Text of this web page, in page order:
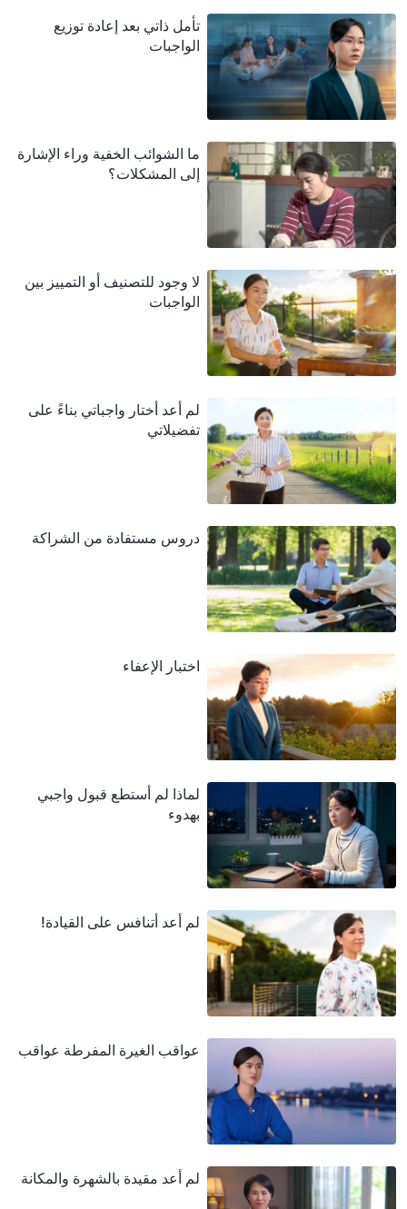
تأمل ذاتي بعد إعادة توزيع
الواجبات
ما الشوائب الخفية وراء الإشارة
إلى المشكلات؟
لا وجود للتصنيف أو التمييز بين
الواجبات
لم أعد أختار واجباتي بناءً على
تفضيلاتي
دروس مستفادة من الشراكة
اختبار الإعفاء
لماذا لم أستطع قبول واجبي
بهدوء
لم أعد أتنافس على القيادة!
عواقب الغيرة المفرطة عواقب
لم أعد مقيدة بالشهرة والمكانة